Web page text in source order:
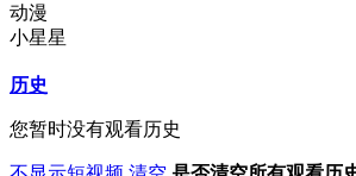
动漫
小星星
历史
您暂时没有观看历史